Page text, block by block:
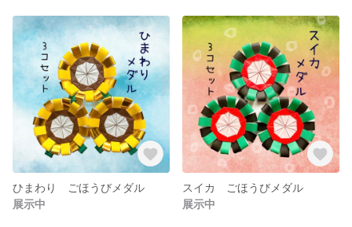
ひまわり ごほうびメダル
展示中
スイカ ごほうびメダル
展示中